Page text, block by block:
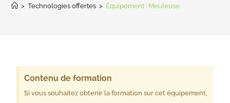
> Technologies offertes > Équipement : Meuleuse
Contenu de formation
Si vous souhaitez obtenir la formation sur cet équipement,